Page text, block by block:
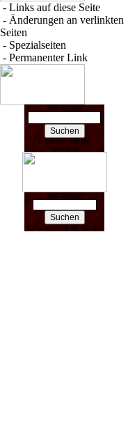
- Links auf diese Seite
- Änderungen an verlinkten
Seiten
- Spezialseiten
- Permanenter Link
Suchen nach:
In Partnerschaft mit
Amazon.de
Suchen nach:
In Partnerschaft mit Google